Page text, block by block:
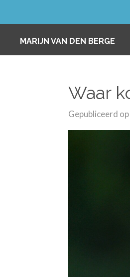
direct
naar
de
MARIJN VAN DEN BERGE
Waar
Gepubliceerd